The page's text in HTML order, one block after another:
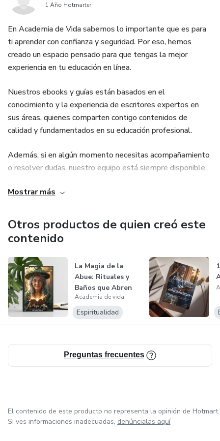
relacionales.
Quienes sienten curiosidad por su historia familiar y cómo
el pasado de su linaje puede estar influyendo en su
presente.
ejercicios paso a paso para aplicar los principios de las
Constelaciones Familiares de manera individual.
Para mayor comodidad, puedes imprimir la guía y trabajar
"Raíces que Sanan" es tu compañero de viaje hacia una vida
1 Año Hotmarter
En Academia de Vida sabemos lo importante que es para
ti aprender con confianza y seguridad. Por eso, hemos
creado un espacio pensado para que tengas la mejor
experiencia en tu educación en línea.
Nuestros ebooks y guías están basados en el
conocimiento y la experiencia de escritores expertos en
sus áreas, quienes comparten contigo contenidos de
calidad y fundamentados en su educación profesional.
Además, si en algún momento necesitas acompañamiento
o resolver dudas, nuestro equipo está siempre disponible
aprendizaje, nuestra plataforma utiliza tecnología segura
que protege tus datos personales y financieros en todo
momento.
En Academia de Vida, queremos que te sientas
acompañado y protegido mientras creces y aprendes a tu
ritmo.
Mostrar más
Otros productos de quien creó este
contenido
La Magia de la
Abue: Rituales y
Baños que Abren
Caminos
Academia de vida
Espiritualidad
Preguntas frecuentes
El contenido de este producto no representa la opinión de Hotmart.
Si ves informaciones inadecuadas, denúncialas aquí